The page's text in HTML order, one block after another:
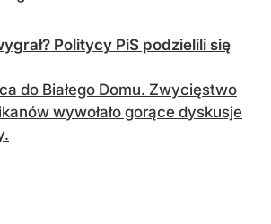
Politycy PiS podzielili się
do Białego Domu. Zwycięstwo
wywołało gorące dyskusje